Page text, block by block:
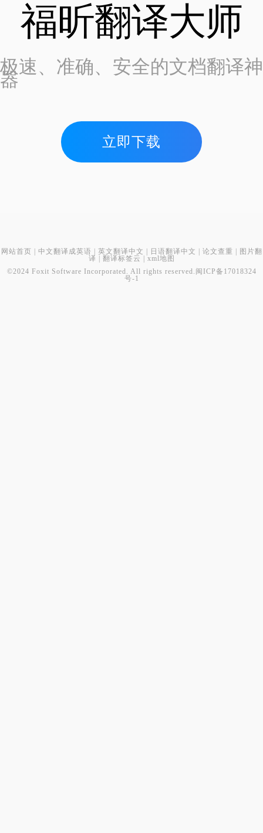
福昕翻译大师
极速、准确、安全的文档翻译神
器
立即下载
网站首页 中文翻译成英语 英文翻译中文 日语翻译中文 论文查重
图片翻
译
翻译标签云
xml地图
©2024 Foxit Software Incorporated. All rights reserved. 闽ICP备17018324
号-1